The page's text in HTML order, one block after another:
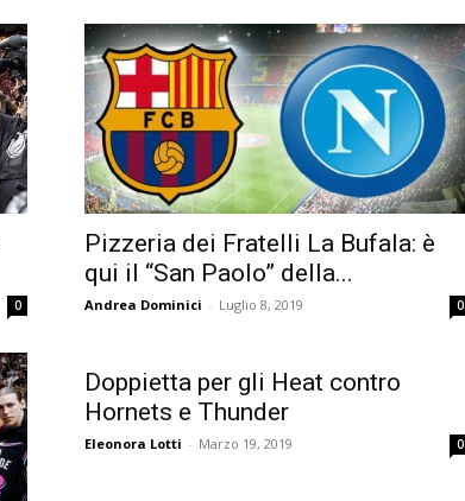
0
Pizzeria dei Fratelli La Bufala: è
qui il “San Paolo” della...
Andrea Dominici - Luglio 8, 2019 0
Doppietta per gli Heat contro
Hornets e Thunder
Eleonora Lotti - Marzo 19, 2019 0